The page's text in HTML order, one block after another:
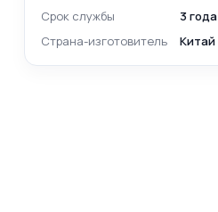
Срок службы
3 года
Страна-изготовитель
Китай